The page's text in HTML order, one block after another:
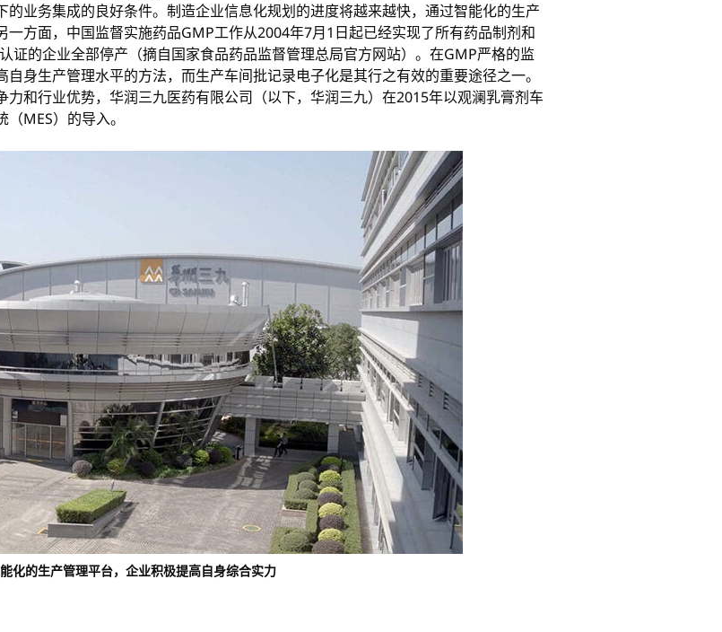
业务集成的良好条件。制造企业信息化规划的进度将越来越快，通过智能化的生产
方面，中国监督实施药品GMP工作从2004年7月1日起已经实现了所有药品制剂和
证的企业全部停产（摘自国家食品药品监督管理总局官方网站）。在GMP严格的监
身生产管理水平的方法，而生产车间批记录电子化是其行之有效的重要途径之一。
和行业优势，华润三九医药有限公司（以下，华润三九）在2015年以观澜乳膏剂车
MES）的导入。
化的生产管理平台，企业积极提高自身综合实力